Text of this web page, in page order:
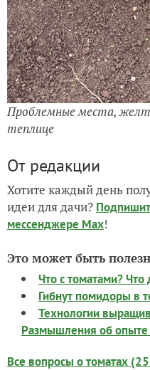
Проблемные места,
теплице
От редакции
Хотите каждый день
идеи для дачи?
мессенджере Max!
Это может быть
Что с томатами? Что
Гибнут помидоры в
Технологии
Размышления об опыте
Все вопросы о томатах